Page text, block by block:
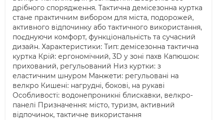
дрібного спорядження. Тактична демісезонна куртка
стане практичним вибором для міста, подорожей,
активного відпочинку або тактичного використання,
поєднуючи комфорт, функціональність та сучасний
дизайн. Характеристики: Тип: демісезонна тактична
куртка Крій: ергономічний, 3D у зоні пахв Капюшон:
прихований, регульований Низ куртки: з
еластичним шнуром Манжети: регульовані на
велкро Кишені: нагрудні, бокові, на рукаві
Особливості: водонепроникні блискавки, велкро-
панелі Призначення: місто, туризм, активний
відпочинок, тактичне використання